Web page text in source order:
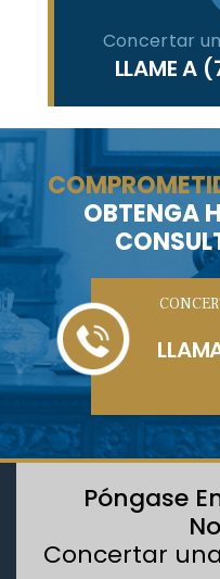
Concertar
LLAME A
OBTENGA
Póngase
Concertar